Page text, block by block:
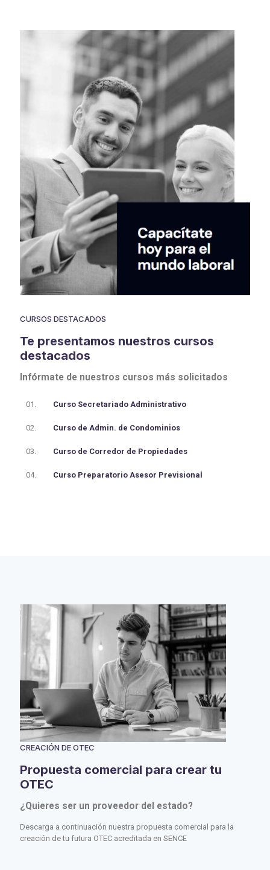
CURSOS DESTACADOS
Te presentamos nuestros cursos
destacados
Infórmate de nuestros cursos más solicitados
01. Curso Secretariado Administrativo
02. Curso de Admin. de Condominios
03. Curso de Corredor de Propiedades
04. Curso Preparatorio Asesor Previsional
CREACIÓN DE OTEC
Propuesta comercial para crear tu
OTEC
¿Quieres ser un proveedor del estado?
Descarga a continuación nuestra propuesta comercial para la
creación de tu futura OTEC acreditada en SENCE